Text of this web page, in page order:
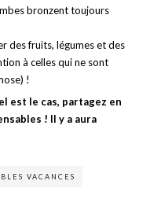
bronzent toujours
des fruits, légumes et des
à celles qui ne sont
!
est le cas, partagez en
! Il y a aura
VACANCES